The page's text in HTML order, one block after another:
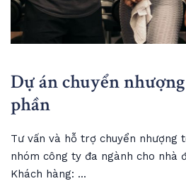
Dự án chuyển
phần
Tư vấn và hỗ trợ chuyển nhượng
nhóm công ty đa ngành cho nhà
Khách hàng: ...